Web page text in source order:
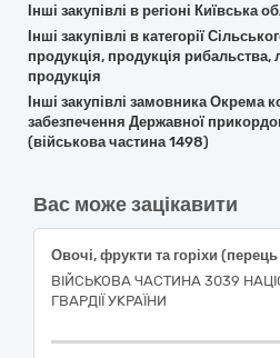
Інші закупівлі в регіоні Київська
Інші закупівлі в категорії
продукція, продукція рибальства,
продукція
Інші закупівлі замовника Окрема
забезпечення Державної
(військова частина 1498)
Вас може зацікавити
ВІЙСЬКОВА ЧАСТИНА 3039
ГВАРДІЇ УКРАЇНИ